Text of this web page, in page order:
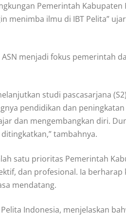
Pemerintah Kabupaten
menimba ilmu di IBT Pelita”
menjadi fokus pemerintah
studi pascasarjana
pendidikan dan
dan mengembangkan diri.
tambahnya.
satu prioritas Pemerintah
dan profesional. Ia berharap
mendatang.
Indonesia, menjelaskan